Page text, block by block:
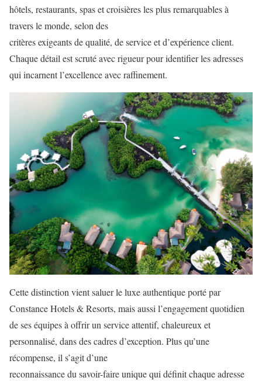
hôtels, restaurants, spas et croisières les plus remarquables à
travers le monde, selon des
critères exigeants de qualité, de service et d’expérience client.
Chaque détail est scruté avec rigueur pour identifier les adresses
qui incarnent l’excellence avec raffinement.
Cette distinction vient saluer le luxe authentique porté par
Constance Hotels & Resorts, mais aussi l’engagement quotidien
de ses équipes à offrir un service attentif, chaleureux et
personnalisé, dans des cadres d’exception. Plus qu’une
récompense, il s’agit d’une
reconnaissance du savoir-faire unique qui définit chaque adresse